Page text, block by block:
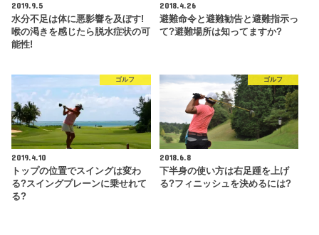
2019.9.5
水分不足は体に悪影響を及ぼす!
喉の渇きを感じたら脱水症状の可
能性!
2018.4.26
避難命令と避難勧告と避難指示っ
て?避難場所は知ってますか?
ゴルフ
2019.4.10
トップの位置でスイングは変わ
る?スイングプレーンに乗せれて
る?
ゴルフ
2018.6.8
下半身の使い方は右足踵を上げ
る?フィニッシュを決めるには?